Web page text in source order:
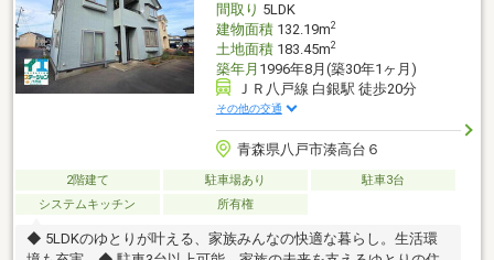
間取り 5LDK
建物面積132.19m2
土地面積183.45m2
築年月 1996年8月(築30年1ヶ月)
ＪＲ八戸線 白銀駅 徒歩20分
その他の交通
青森県八戸市湊高台６
2階建て 駐車場あり
駐車3台
システムキッチン
所有権
◆ 5LDKのゆとりが叶える、家族みんなの快適な暮らし。生活環